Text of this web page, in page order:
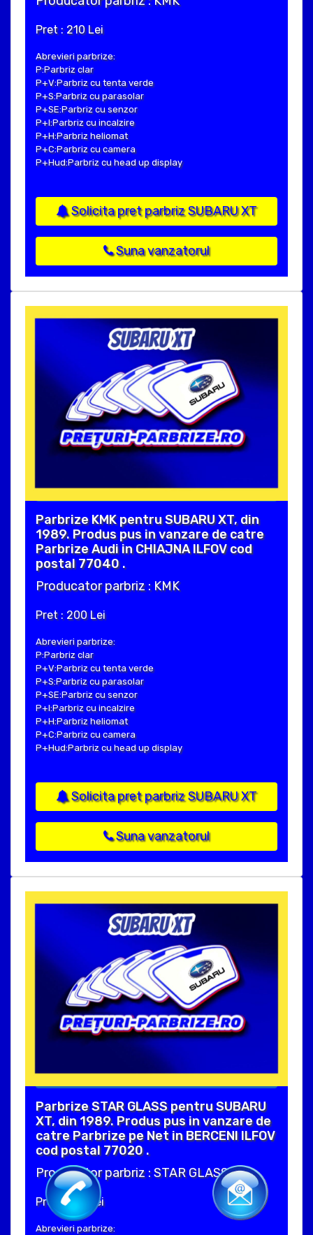
Pret : 210 Lei
Abrevieri parbrize:
P:Parbriz clar
P+V:Parbriz cu tenta verde
P+S:Parbriz cu parasolar
P+SE:Parbriz cu senzor
P+I:Parbriz cu incalzire
P+H:Parbriz heliomat
P+C:Parbriz cu camera
P+Hud:Parbriz cu head up display
Solicita pret parbriz SUBARU XT
Suna vanzatorul
Parbrize KMK pentru SUBARU XT, din
1989. Produs pus in vanzare de catre
Parbrize Audi in CHIAJNA ILFOV cod
postal 77040 .
Producator parbriz : KMK
Pret : 200 Lei
Abrevieri parbrize:
P:Parbriz clar
P+V:Parbriz cu tenta verde
P+S:Parbriz cu parasolar
P+SE:Parbriz cu senzor
P+I:Parbriz cu incalzire
P+H:Parbriz heliomat
P+C:Parbriz cu camera
P+Hud:Parbriz cu head up display
Solicita pret parbriz SUBARU XT
Suna vanzatorul
Parbrize STAR GLASS pentru SUBARU
XT, din 1989. Produs pus in vanzare de
catre Parbrize pe Net in BERCENI ILFOV
cod postal 77020 .
Producator parbriz : STAR GLASS
Pret : 330 Lei
Abrevieri parbrize: